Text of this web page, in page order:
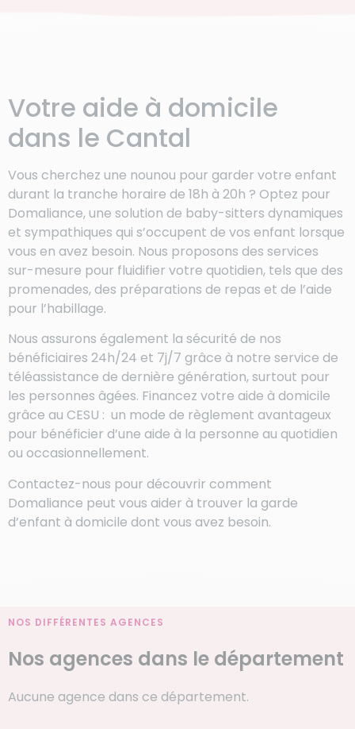
Votre aide à domicile
dans le Cantal
Vous cherchez une nounou pour garder votre enfant
durant la tranche horaire de 18h à 20h ? Optez pour
Domaliance, une solution de baby-sitters dynamiques
et sympathiques qui s’occupent de vos enfant lorsque
vous en avez besoin. Nous proposons des services
sur-mesure pour fluidifier votre quotidien, tels que des
promenades, des préparations de repas et de l’aide
pour l’habillage.
Nous assurons également la sécurité de nos
bénéficiaires 24h/24 et 7j/7 grâce à notre service de
téléassistance de dernière génération, surtout pour
les personnes âgées. Financez votre aide à domicile
grâce au CESU : un mode de règlement avantageux
pour bénéficier d’une aide à la personne au quotidien
ou occasionnellement.
Contactez-nous pour découvrir comment
Domaliance peut vous aider à trouver la garde
d’enfant à domicile dont vous avez besoin.
NOS DIFFÉRENTES AGENCES
Nos agences dans le département
Aucune agence dans ce département.